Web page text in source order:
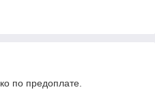
по предоплате.